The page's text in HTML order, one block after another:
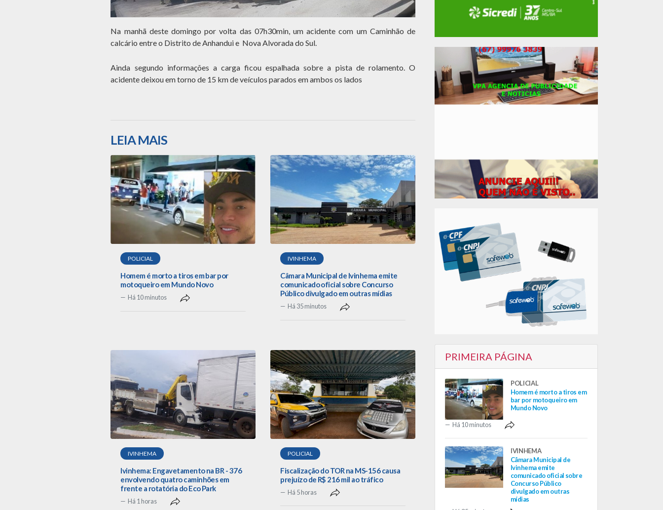
Na manhã deste domingo por volta das 07h30min, um acidente com um Caminhão de
calcário entre o Distrito de Anhandui e Nova Alvorada do Sul.
Ainda segundo informações a carga ficou espalhada sobre a pista de rolamento. O
acidente deixou em torno de 15 km de veículos parados em ambos os lados
LEIA MAIS
POLICIAL
Homem é morto a tiros em bar por
motoqueiro em Mundo Novo
Há 10 minutos
IVINHEMA
Câmara Municipal de Ivinhema emite
comunicado oficial sobre Concurso
Público divulgado em outras mídias
Há 35 minutos
IVINHEMA
Ivinhema: Engavetamento na BR - 376
envolvendo quatro caminhões em
frente a rotatória do Eco Park
Há 1 horas
POLICIAL
Fiscalização do TOR na MS-156 causa
prejuízo de R$ 216 mil ao tráfico
Há 5 horas
PRIMEIRA PÁGINA
POLICIAL
Homem é morto a tiros em
bar por motoqueiro em
Mundo Novo
Há 10 minutos
IVINHEMA
Câmara Municipal de
Ivinhema emite
comunicado oficial sobre
Concurso Público
divulgado em outras
mídias